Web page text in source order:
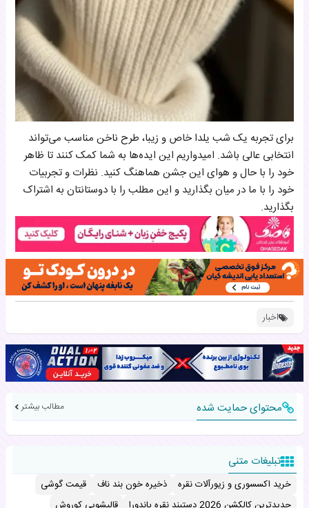
برای تجربه یک شب یلدا خاص و زیبا، طرح ناخن مناسب می‌تواند
انتخابی عالی باشد. امیدواریم این ایده‌ها به شما کمک کنند تا ظاهر
خود را با حال و هوای این جشن هماهنگ کنید. نظرات و تجربیات
خود را با ما در میان بگذارید و این مطلب را با دوستانتان به اشتراک
بگذارید.
اخبار
محتوای حمایت شده مطالب بیشتر
تبلیغات متنی
خرید اکسسوری و زیورآلات نقره ذخیره خون بند ناف
قیمت گوشی